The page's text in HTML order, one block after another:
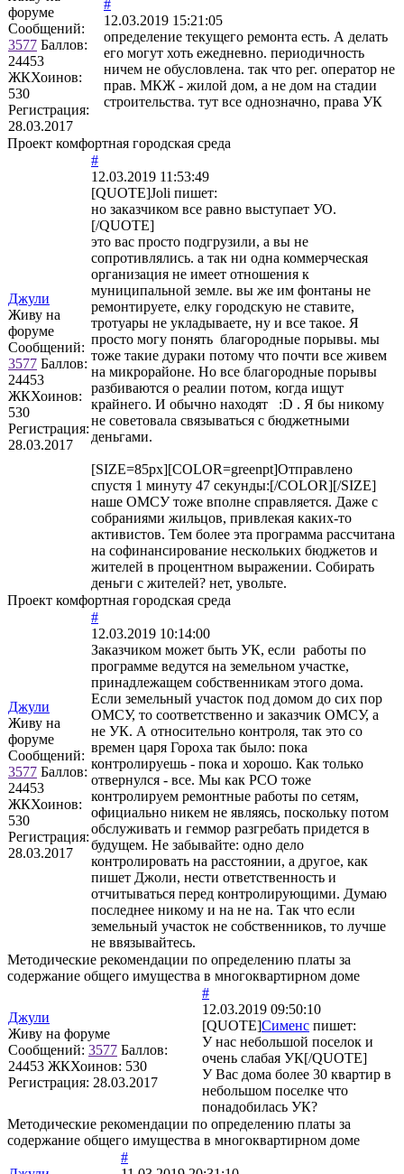
форуме
Сообщений:
3577 Баллов:
24453
ЖКХоинов:
530
Регистрация:
28.03.2017
#
12.03.2019 15:21:05
определение текущего ремонта есть. А делать
его могут хоть ежедневно. периодичность
ничем не обусловлена. так что рег. оператор не
прав. МКЖ - жилой дом, а не дом на стадии
строительства. тут все однозначно, права УК
Проект комфортная городская среда
Джули
Живу на
форуме
Сообщений:
3577 Баллов:
24453
ЖКХоинов:
530
Регистрация:
28.03.2017
#
12.03.2019 11:53:49
[QUOTE]Joli пишет:
но заказчиком все равно выступает УО.
[/QUOTE]
это вас просто подгрузили, а вы не
сопротивлялись. а так ни одна коммерческая
организация не имеет отношения к
муниципальной земле. вы же им фонтаны не
ремонтируете, елку городскую не ставите,
тротуары не укладываете, ну и все такое. Я
просто могу понять благородные порывы. мы
тоже такие дураки потому что почти все живем
на микрорайоне. Но все благородные порывы
разбиваются о реалии потом, когда ищут
крайнего. И обычно находят :D . Я бы никому
не советовала связываться с бюджетными
деньгами.
[SIZE=85px][COLOR=greenpt]Отправлено
спустя 1 минуту 47 секунды:[/COLOR][/SIZE]
наше ОМСУ тоже вполне справляется. Даже с
собраниями жильцов, привлекая каких-то
активистов. Тем более эта программа рассчитана
на софинансирование нескольких бюджетов и
жителей в процентном выражении. Собирать
деньги с жителей? нет, увольте.
Проект комфортная городская среда
Джули
Живу на
форуме
Сообщений:
3577 Баллов:
24453
ЖКХоинов:
530
Регистрация:
28.03.2017
#
12.03.2019 10:14:00
Заказчиком может быть УК, если работы по
программе ведутся на земельном участке,
принадлежащем собственникам этого дома.
Если земельный участок под домом до сих пор
ОМСУ, то соответственно и заказчик ОМСУ, а
не УК. А относительно контроля, так это со
времен царя Гороха так было: пока
контролируешь - пока и хорошо. Как только
отвернулся - все. Мы как РСО тоже
контролируем ремонтные работы по сетям,
официально никем не являясь, поскольку потом
обслуживать и геммор разгребать придется в
будущем. Не забывайте: одно дело
контролировать на расстоянии, а другое, как
пишет Джоли, нести ответственность и
отчитываться перед контролирующими. Думаю
последнее никому и на не на. Так что если
земельный участок не собственников, то лучше
не ввязывайтесь.
Методические рекомендации по определению платы за
содержание общего имущества в многоквартирном доме
Джули
Живу на форуме
Сообщений: 3577 Баллов:
24453 ЖКХоинов: 530
Регистрация: 28.03.2017
#
12.03.2019 09:50:10
[QUOTE]Сименс пишет:
У нас небольшой поселок и
очень слабая УК[/QUOTE]
У Вас дома более 30 квартир в
небольшом поселке что
понадобилась УК?
Методические рекомендации по определению платы за
содержание общего имущества в многоквартирном доме
#